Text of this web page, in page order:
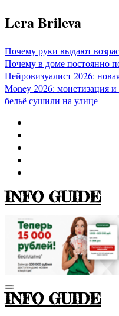
Перейти
к
Lera Brileva
Почему руки выдают
Почему в доме постоянно
Нейровизуалист 2026:
Money 2026: монетизация
бельё сушили на улице
INFO GUIDE
INFO GUIDE